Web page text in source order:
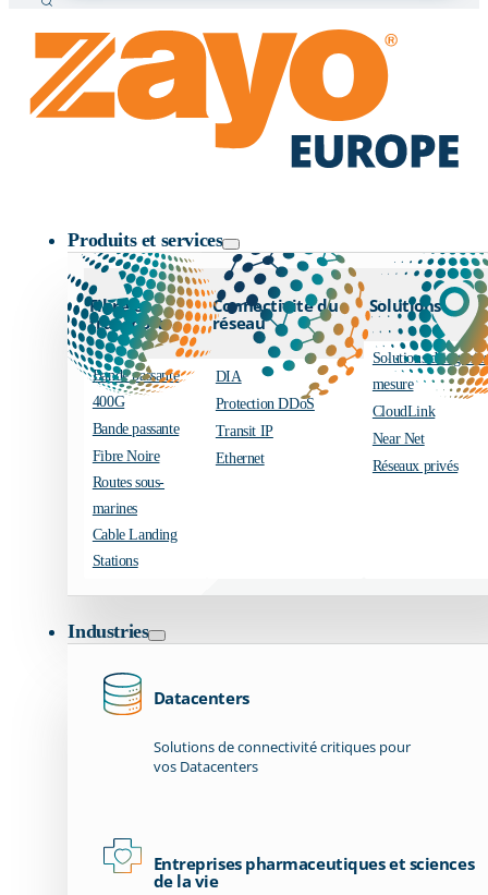
Recherche
Produits et services
Fibre et
transport
Bande passante
400G
Bande passante
Fibre Noire
Routes sous-
marines
Cable Landing
Stations
Connectivité du
réseau
DIA
Protection DDoS
Transit IP
Ethernet
Solutions
Solutions
mesure
CloudLink
Near Net
Réseaux privés
Industries
Datacenters
Solutions de connectivité critiques pour
vos Datacenters
Entreprises pharmaceutiques et sciences
de la vie